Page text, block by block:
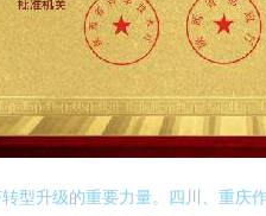
型升级的重要力量。四川、重